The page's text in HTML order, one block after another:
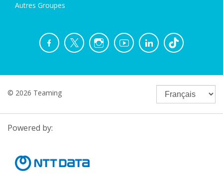
Autres Groupes
© 2026 Teaming
Powered by: